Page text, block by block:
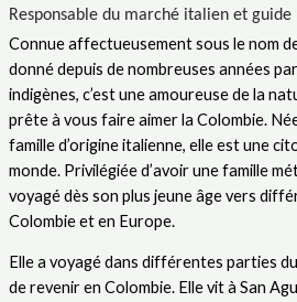
Responsable du marché italien et
Connue affectueusement sous le nom
donné depuis de nombreuses années
indigènes, c’est une amoureuse de la
prête à vous faire aimer la Colombie.
famille d’origineitalienne, elle est une
monde. Privilégiée d’avoir une famille
voyagé dès son plus jeune âge vers
Colombie et en Europe.
Elle a voyagé dans différentes parties
de revenir en Colombie. Elle vit à San